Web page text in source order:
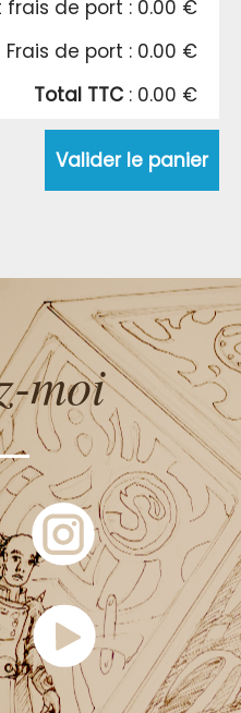
de port : 0.00 €
Frais de port : 0.00 €
Total TTC : 0.00 €
Valider le panier
moi